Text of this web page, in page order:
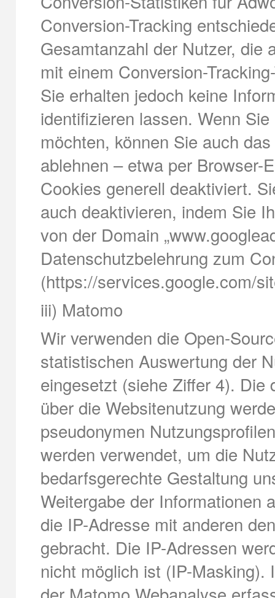
Conversion-Tracking
Gesamtanzahl der Nutzer, die
mit einem Conversion-
Sie erhalten jedoch keine
identifizieren lassen. Wenn
möchten, können Sie auch
ablehnen – etwa per Browser-
Cookies generell deaktiviert.
auch deaktivieren, indem Sie
von der Domain
Datenschutzbelehrung zum
(https://services.google.com/
iii) Matomo
Wir verwenden die Open-
statistischen Auswertung der
eingesetzt (siehe Ziffer 4).
über die Websitenutzung
pseudonymen
werden verwendet, um die
bedarfsgerechte Gestaltung
Weitergabe der Informationen
die IP-Adresse mit anderen
gebracht. Die IP-Adressen
nicht möglich ist (IP-